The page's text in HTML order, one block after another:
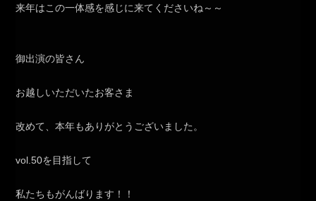
来年はこの一体感を感じに来てくださいね～～
御出演の皆さん
お越しいただいたお客さま
改めて、本年もありがとうございました。
vol.50を目指して
私たちもがんばります！！